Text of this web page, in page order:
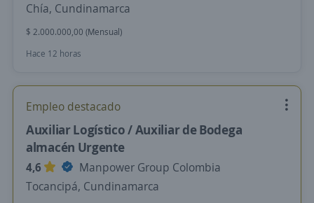
Chía, Cundinamarca
$ 2.000.000,00 (Mensual)
Hace 12 horas
Empleo destacado
Auxiliar Logístico / Auxiliar de Bodega
almacén Urgente
4,6
Manpower Group Colombia
Tocancipá, Cundinamarca